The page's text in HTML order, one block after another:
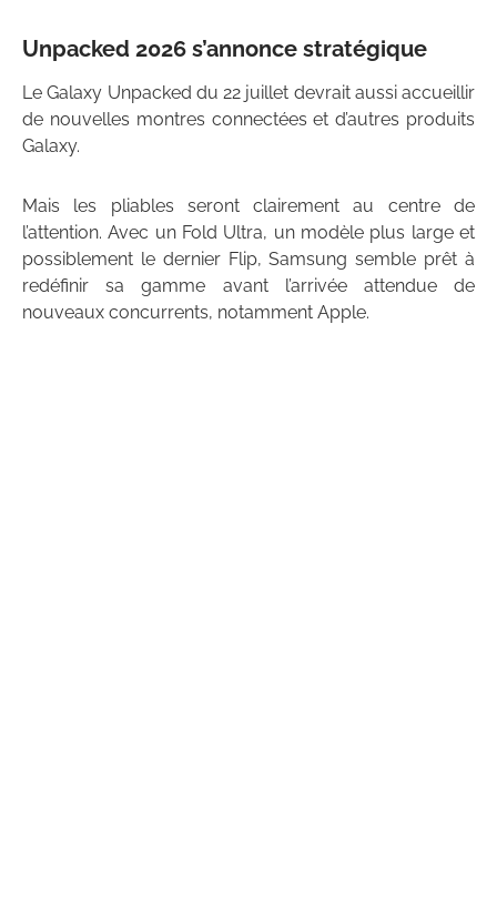
Unpacked 2026 s’annonce stratégique
Le Galaxy Unpacked du 22 juillet devrait aussi accueillir
de nouvelles montres connectées et d’autres produits
Galaxy.
Mais les pliables seront clairement au centre de
l’attention. Avec un Fold Ultra, un modèle plus large et
possiblement le dernier Flip, Samsung semble prêt à
redéfinir sa gamme avant l’arrivée attendue de
nouveaux concurrents, notamment Apple.